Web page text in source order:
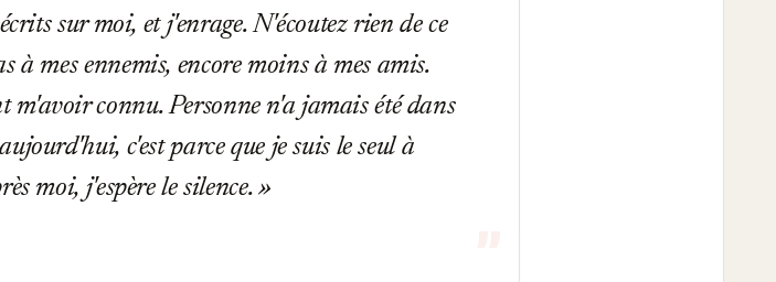
sur moi, et j'enrage. N'écoutez rien de ce
à mes ennemis, encore moins à mes amis.
m'avoir connu. Personne n'a jamais été dans
c'est parce que je suis le seul à
moi, j'espère le silence.